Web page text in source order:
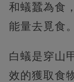
和蟻蠶為食
能量去覓食。
白蟻是穿山
效的獲取食